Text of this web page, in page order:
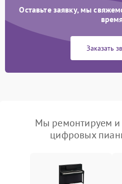
Оставьте заявку, мы
Заказать
Мы ремонтируем и
цифровых